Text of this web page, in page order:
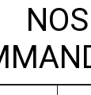
NOS